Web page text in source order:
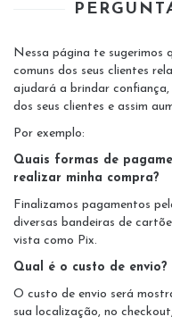
Nessa página te sugerimos
comuns dos seus clientes
ajudará a brindar
dos seus clientes e assim
Por exemplo:
Quais formas de
realizar minha compra?
Finalizamos pagamentos
diversas bandeiras de
vista como Pix.
Qual é o custo de envio?
O custo de envio será
sua localização, no